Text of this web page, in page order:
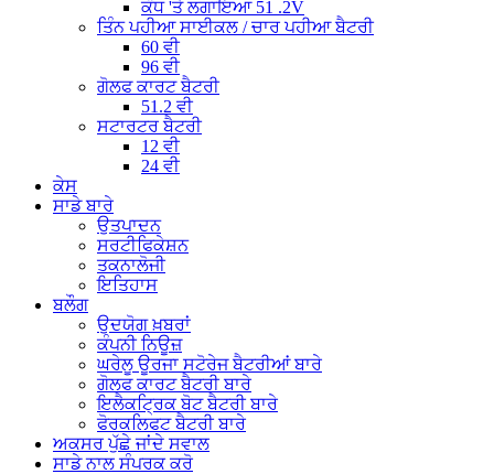
ਕੰਧ 'ਤੇ ਲਗਾਇਆ 51 .2V
ਤਿੰਨ ਪਹੀਆ ਸਾਈਕਲ / ਚਾਰ ਪਹੀਆ ਬੈਟਰੀ
60 ਵੀ
96 ਵੀ
ਗੋਲਫ ਕਾਰਟ ਬੈਟਰੀ
51.2 ਵੀ
ਸਟਾਰਟਰ ਬੈਟਰੀ
12 ਵੀ
24 ਵੀ
ਕੇਸ
ਸਾਡੇ ਬਾਰੇ
ਉਤਪਾਦਨ
ਸਰਟੀਫਿਕੇਸ਼ਨ
ਤਕਨਾਲੋਜੀ
ਇਤਿਹਾਸ
ਬਲੌਗ
ਉਦਯੋਗ ਖ਼ਬਰਾਂ
ਕੰਪਨੀ ਨਿਊਜ਼
ਘਰੇਲੂ ਊਰਜਾ ਸਟੋਰੇਜ ਬੈਟਰੀਆਂ ਬਾਰੇ
ਗੋਲਫ ਕਾਰਟ ਬੈਟਰੀ ਬਾਰੇ
ਇਲੈਕਟ੍ਰਿਕ ਬੋਟ ਬੈਟਰੀ ਬਾਰੇ
ਫੋਰਕਲਿਫਟ ਬੈਟਰੀ ਬਾਰੇ
ਅਕਸਰ ਪੁੱਛੇ ਜਾਂਦੇ ਸਵਾਲ
ਸਾਡੇ ਨਾਲ ਸੰਪਰਕ ਕਰੋ